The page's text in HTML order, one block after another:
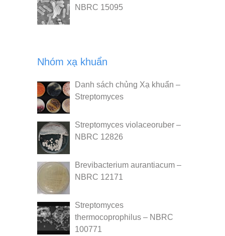
NBRC 15095
Nhóm xạ khuẩn
Danh sách chủng Xạ khuẩn –
Streptomyces
Streptomyces violaceoruber –
NBRC 12826
Brevibacterium aurantiacum –
NBRC 12171
Streptomyces
thermocoprophilus – NBRC
100771